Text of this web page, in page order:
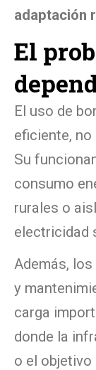
adaptación
El
El uso de
eficiente,
Su
consumo
rurales o
electricidad
Además,
y
carga
donde la
o el objetivo